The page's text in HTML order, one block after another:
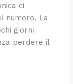
ci
numero. La
giorni
perdere il